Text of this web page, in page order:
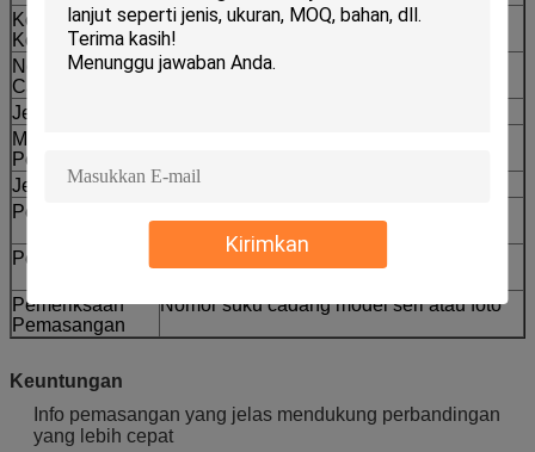
Kirimkan
Kode
Kompatibilitas
CCAT
Nomor Suku
Cadang
167-1153
Jenis Mesin
Model
Pemasangan
Jenis Pasokan
Penggantian aftermarket
Pengepakan
diperkuat tahan karat tersedia
Pengiriman
Dikonfirmasi berdasarkan kuantitas dan
Pemeriksaan
Pemasangan
Nomor suku cadang model seri atau foto
Keuntungan
Info pemasangan yang jelas mendukung perbandingan
yang lebih cepat